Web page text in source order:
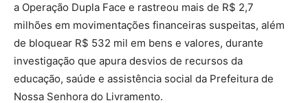
a Operação Dupla Face e rastreou mais de R$ 2,7
milhões em movimentações financeiras suspeitas, além
de bloquear R$ 532 mil em bens e valores, durante
investigação que apura desvios de recursos da
educação, saúde e assistência social da Prefeitura de
Nossa Senhora do Livramento.